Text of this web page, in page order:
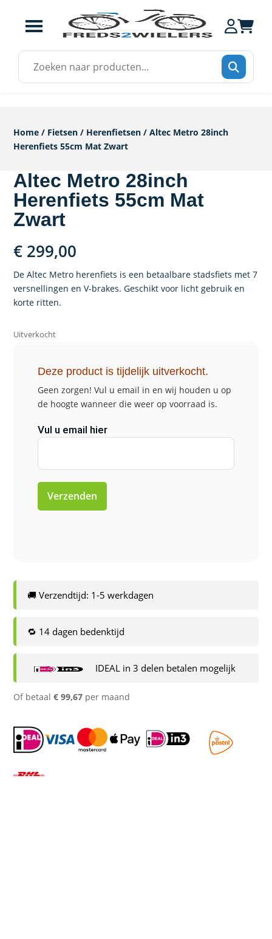
Zoek
naar:
Home / Fietsen / Herenfietsen / Altec Metro 28inch
Herenfiets 55cm Mat Zwart
Altec Metro 28inch
Herenfiets 55cm Mat
Zwart
€ 299,00
De Altec Metro herenfiets is een betaalbare stadsfiets met 7
versnellingen en V-brakes. Geschikt voor licht gebruik en
korte ritten.
Uitverkocht
Deze product is tijdelijk uitverkocht.
Geen zorgen! Vul u email in en wij houden u op
de hoogte wanneer die weer op voorraad is.
Vul u email hier
🚚 Verzendtijd: 1-5 werkdagen
🔁 14 dagen bedenktijd
IDEAL in 3 delen betalen mogelijk
Of betaal€ 99,67 per maand